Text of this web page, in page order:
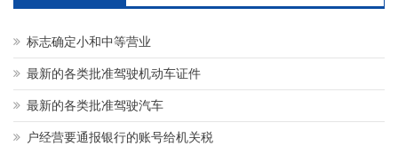
标志确定小和中等营业
最新的各类批准驾驶机动车证件
最新的各类批准驾驶汽车
户经营要通报银行的账号给机关税